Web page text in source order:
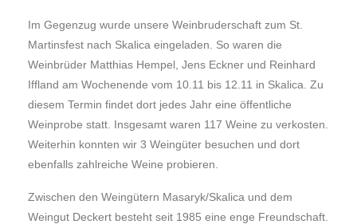
Im Gegenzug wurde unsere Weinbruderschaft zum St.
Martinsfest nach Skalica eingeladen. So waren die
Weinbrüder Matthias Hempel, Jens Eckner und Reinhard
Iffland am Wochenende vom 10.11 bis 12.11 in Skalica. Zu
diesem Termin findet dort jedes Jahr eine öffentliche
Weinprobe statt. Insgesamt waren 117 Weine zu verkosten.
Weiterhin konnten wir 3 Weingüter besuchen und dort
ebenfalls zahlreiche Weine probieren.
Zwischen den Weingütern Masaryk/Skalica und dem
Weingut Deckert besteht seit 1985 eine enge Freundschaft.